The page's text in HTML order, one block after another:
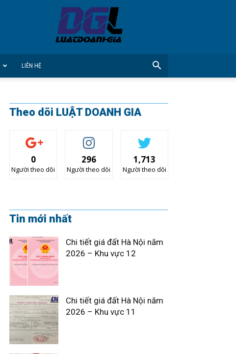
LIÊN HỆ
Theo dõi LUẬT DOANH GIA
0
Người theo dõi
296
Người theo dõi
1,713
Người theo dõi
Tin mới nhất
Chi tiết giá đất Hà Nội năm
2026 – Khu vực 12
Chi tiết giá đất Hà Nội năm
2026 – Khu vực 11